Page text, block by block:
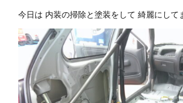
今日は 内装の掃除と塗装をして 綺麗にして